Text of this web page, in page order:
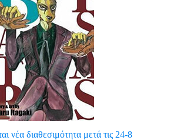
νέα διαθεσιμότητα μετά τις 24-8